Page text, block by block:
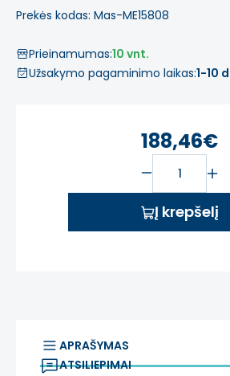
Prekės kodas: Mas-ME15808
Prieinamumas:10 vnt.
Užsakymo pagaminimo laikas:1-10
188,46€
Į krepšelį
APRAŠYMAS
ATSILIEPIMAI